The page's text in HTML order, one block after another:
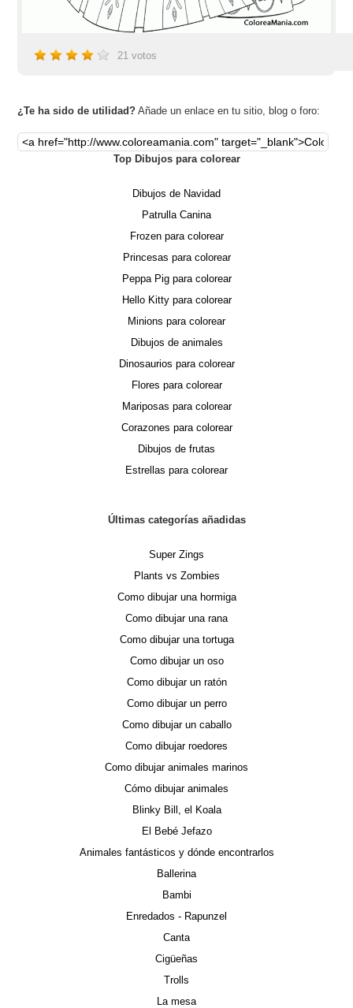
21 votos
¿Te ha sido de utilidad? Añade un enlace en tu sitio, blog o foro:
Top Dibujos para colorear
Dibujos de Navidad
Patrulla Canina
Frozen para colorear
Princesas para colorear
Peppa Pig para colorear
Hello Kitty para colorear
Minions para colorear
Dibujos de animales
Dinosaurios para colorear
Flores para colorear
Mariposas para colorear
Corazones para colorear
Dibujos de frutas
Estrellas para colorear
Últimas categorías añadidas
Super Zings
Plants vs Zombies
Como dibujar una hormiga
Como dibujar una rana
Como dibujar una tortuga
Como dibujar un oso
Como dibujar un ratón
Como dibujar un perro
Como dibujar un caballo
Como dibujar roedores
Como dibujar animales marinos
Cómo dibujar animales
Blinky Bill, el Koala
El Bebé Jefazo
Animales fantásticos y dónde encontrarlos
Ballerina
Bambi
Enredados - Rapunzel
Canta
Cigüeñas
Trolls
La mesa